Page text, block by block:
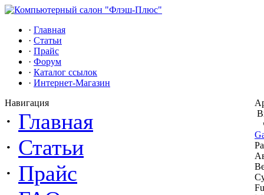
· Главная
· Статьи
· Прайс
· Форум
· Каталог ссылок
· Интернет-Магазин
Навигация
· Главная
· Статьи
· Прайс